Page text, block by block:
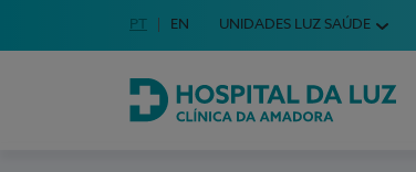
Escolha o seu idioma
Idioma em Português
PT English Language
EN UNIDADES LUZ SAÚDE
Hospital da Luz Clínica da Amadora